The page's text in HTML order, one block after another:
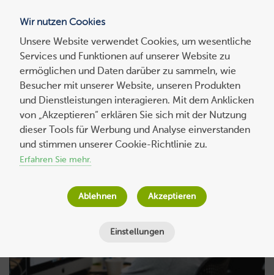
Suchen
nach:
SEO-Plug-Ins
Wir nutzen Cookies
Unsere Website verwendet Cookies, um wesentliche
Services und Funktionen auf unserer Website zu
ermöglichen und Daten darüber zu sammeln, wie
Besucher mit unserer Website, unseren Produkten
und Dienstleistungen interagieren. Mit dem Anklicken
von „Akzeptieren“ erklären Sie sich mit der Nutzung
dieser Tools für Werbung und Analyse einverstanden
und stimmen unserer Cookie-Richtlinie zu.
Erfahren Sie mehr.
Einstellungen
Ablehnen Akzeptieren